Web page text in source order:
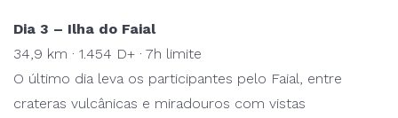
Dia 3 – Ilha do Faial
34,9 km · 1.454 D+ · 7h limite
O último dia leva os participantes pelo Faial, entre
crateras vulcânicas e miradouros com vistas